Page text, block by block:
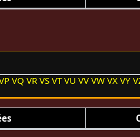
VQ VR VS VT VU VV VW VX VY